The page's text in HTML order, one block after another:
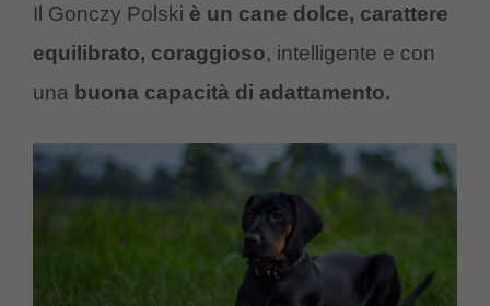
Il Gonczy Polski è un cane dolce, carattere
equilibrato, coraggioso, intelligente e con
una buona capacità di adattamento.